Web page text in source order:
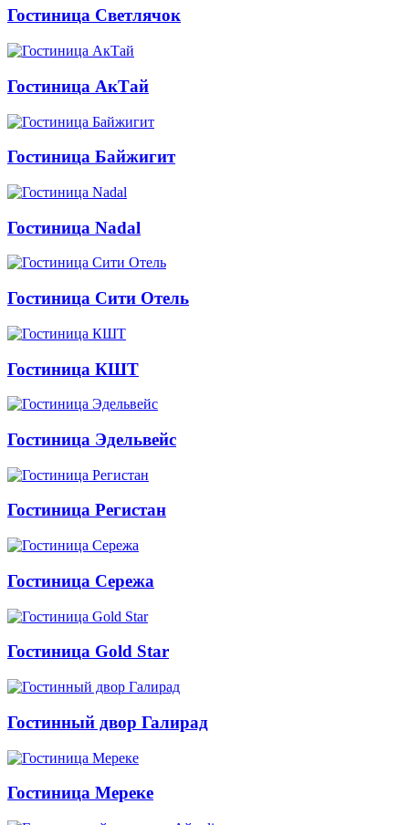
Гостиница Светлячок
Гостиница АкТай
Гостиница Байжигит
Гостиница Nadal
Гостиница Сити Отель
Гостиница КШТ
Гостиница Эдельвейс
Гостиница Регистан
Гостиница Сережа
Гостиница Gold Star
Гостинный двор Галирад
Гостиница Мереке